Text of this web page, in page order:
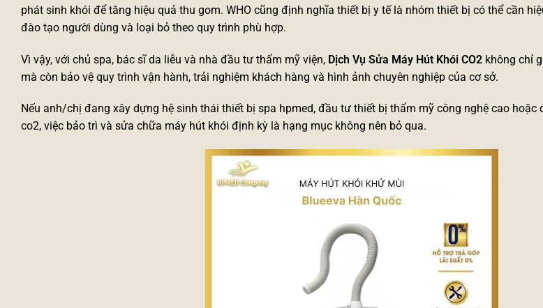
phát sinh khói để tăng hiệu quả thu gom. WHO cũng định nghĩa thiết bị y tế là nhóm thiết bị có thể cần
đào tạo người dùng và loại bỏ theo quy trình phù hợp.
Vì vậy, với chủ spa, bác sĩ da liễu và nhà đầu tư thẩm mỹ viện, Dịch Vụ Sửa Máy Hút Khói CO2 không chỉ
mà còn bảo vệ quy trình vận hành, trải nghiệm khách hàng và hình ảnh chuyên nghiệp của cơ sở.
Nếu anh/chị đang xây dựng hệ sinh thái thiết bị spa hpmed, đầu tư thiết bị thẩm mỹ công nghệ cao hoặc
co2, việc bảo trì và sửa chữa máy hút khói định kỳ là hạng mục không nên bỏ qua.